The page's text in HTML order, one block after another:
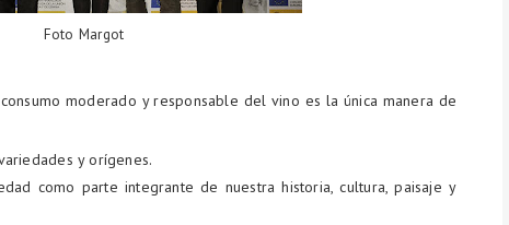
Foto Margot
moderado y responsable del vino es la única manera de
y orígenes.
como parte integrante de nuestra historia, cultura, paisaje y